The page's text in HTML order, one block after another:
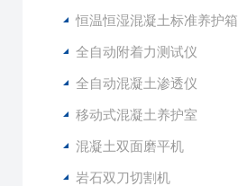
恒温恒湿混凝土标准养护箱
全自动附着力测试仪
全自动混凝土渗透仪
移动式混凝土养护室
混凝土双面磨平机
岩石双刀切割机